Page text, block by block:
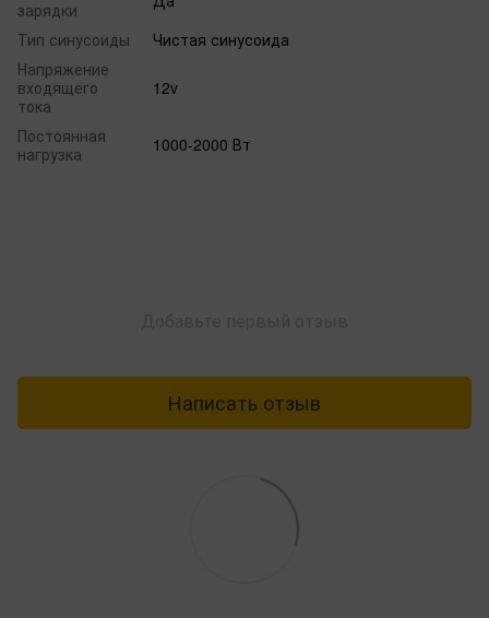
зарядки
Тип синусоиды
Чистая синусоида
Напряжение
входящего
тока
12v
Постоянная
нагрузка
1000-2000 Вт
Написать отзыв